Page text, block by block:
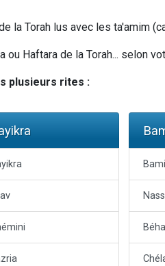
la Torah lus avec les ta'amim
Haftara de la Torah... selon
plusieurs rites :